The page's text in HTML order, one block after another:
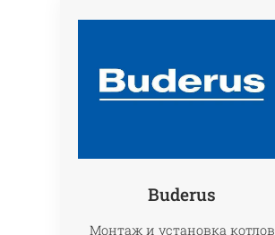
Buderus
Монтаж и установка котлов